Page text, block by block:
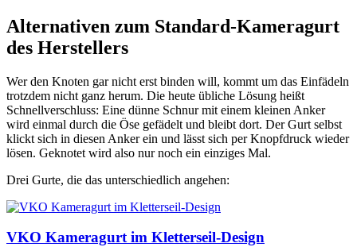
Alternativen zum Standard-Kameragurt
des Herstellers
Wer den Knoten gar nicht erst binden will, kommt um das Einfädeln
trotzdem nicht ganz herum. Die heute übliche Lösung heißt
Schnellverschluss: Eine dünne Schnur mit einem kleinen Anker
wird einmal durch die Öse gefädelt und bleibt dort. Der Gurt selbst
klickt sich in diesen Anker ein und lässt sich per Knopfdruck wieder
lösen. Geknotet wird also nur noch ein einziges Mal.
Drei Gurte, die das unterschiedlich angehen:
VKO Kameragurt im Kletterseil-Design